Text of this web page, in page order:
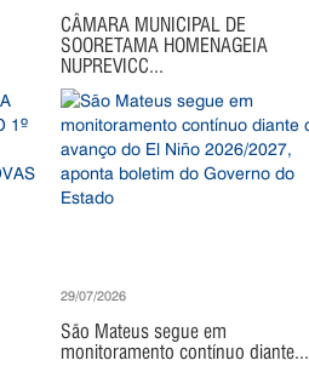
CÂMARA MUNICIPAL DE
SOORETAMA HOMENAGEIA
NUPREVICC...
29/07/2026
São Mateus segue em
monitoramento contínuo diante...